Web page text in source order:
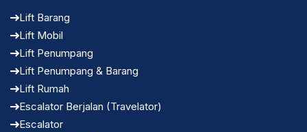
Lift Barang
Lift Mobil
Lift Penumpang
Lift Penumpang & Barang
Lift Rumah
Escalator Berjalan (Travelator)
Escalator